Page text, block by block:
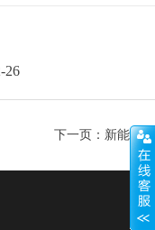
26
下一页： 新能源网